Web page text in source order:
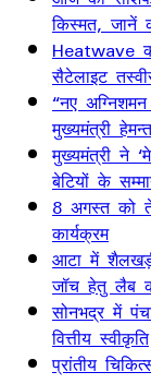
किस्मत, जानें
Heatwave
सैटेलाइट
“नए
मुख्यमंत्री
मुख्यमंत्री ने
बेटियों के
8 अगस्त को
कार्यक्रम
आटा में
जॉच हेतु लैब
सोनभद्र में
वित्तीय स्वीकृति
प्रांतीय